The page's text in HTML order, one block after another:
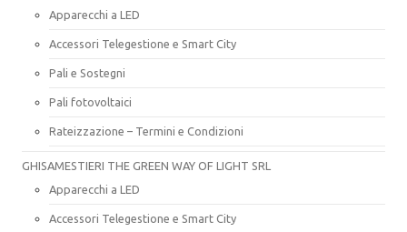
Apparecchi a LED
Accessori Telegestione e Smart City
Pali e Sostegni
Pali fotovoltaici
Rateizzazione – Termini e Condizioni
GHISAMESTIERI THE GREEN WAY OF LIGHT SRL
Apparecchi a LED
Accessori Telegestione e Smart City